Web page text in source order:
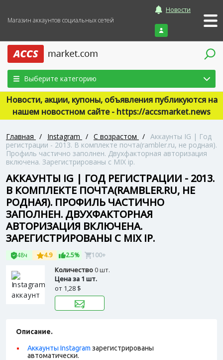
Магазин аккаунтов социальных сетей
Новости
Войти
Выберите категорию
Новости, акции, купоны, объявления публикуются на
нашем новостном сайте - https://accsmarket.news
Главная / Instagram / С возрастом / Аккаунты IG | Год
регистрации - 2013. В комплекте почта(rambler.ru, не родная).
Профиль частично заполнен. Двухфакторная авторизация
включена. Зарегистрированы с MIX ip.
АККАУНТЫ IG | ГОД РЕГИСТРАЦИИ - 2013.
В КОМПЛЕКТЕ ПОЧТА(RAMBLER.RU, НЕ
РОДНАЯ). ПРОФИЛЬ ЧАСТИЧНО
ЗАПОЛНЕН. ДВУХФАКТОРНАЯ
АВТОРИЗАЦИЯ ВКЛЮЧЕНА.
ЗАРЕГИСТРИРОВАНЫ С MIX IP.
48ч 4.9 2.5% 100+
Количество0 шт.
Цена за 1 шт.
от 1,28 $
Описание.
Аккаунты Instagram зарегистрированы
автоматически.